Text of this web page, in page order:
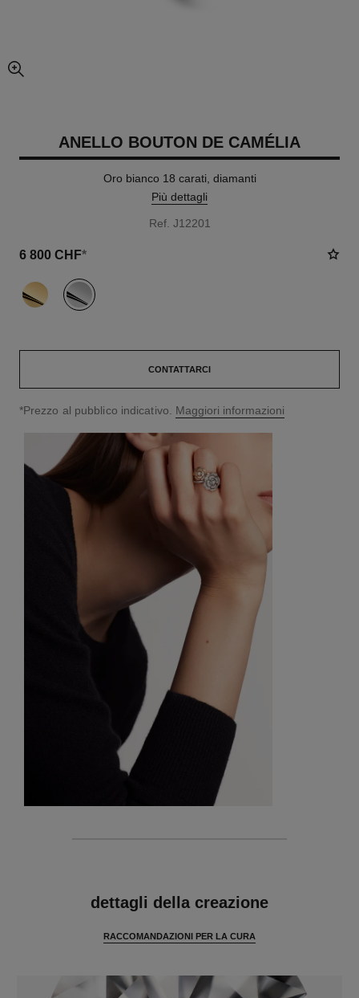
ingrandimento dell’immagine
ANELLO BOUTON DE CAMÉLIA
Oro bianco 18 carati, diamanti
Più dettagli
Ref. J12201
6 800 CHF*
variante (2)
CONTATTARCI
↩
*Prezzo al pubblico indicativo. Maggiori informazioni
dettagli della creazione
RACCOMANDAZIONI PER LA CURA